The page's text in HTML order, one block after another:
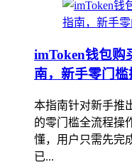
imToken钱包购
南，新手零门槛
本指南针对新手推
的零门槛全流程操
懂，用户只需先完
已...